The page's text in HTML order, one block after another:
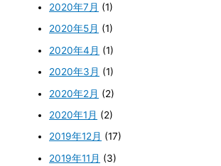
2020年7月 (1)
2020年5月 (1)
2020年4月 (1)
2020年3月 (1)
2020年2月 (2)
2020年1月 (2)
2019年12月 (17)
2019年11月 (3)